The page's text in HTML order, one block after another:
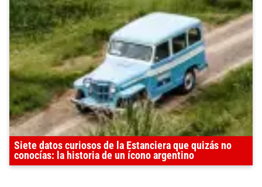
Siete datos curiosos de la Estanciera que quizás no
conocías: la historia de un ícono argentino